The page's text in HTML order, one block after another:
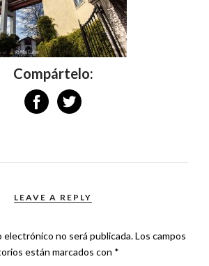
Compártelo:
LEAVE A REPLY
electrónico no será publicada.Los campos
están marcados con *